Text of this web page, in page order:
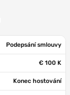
Podepsání smlouvy
€ 100 K
Konec hostování